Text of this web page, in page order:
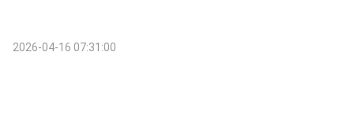
2026-04-16 07:31:00